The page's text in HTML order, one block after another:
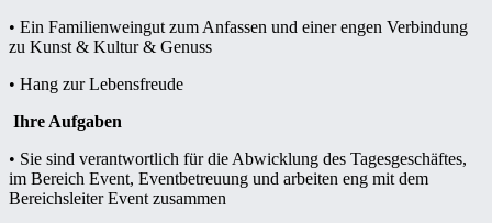
• Ein Familienweingut zum Anfassen und einer engen Verbindung
zu Kunst & Kultur & Genuss
• Hang zur Lebensfreude
Ihre Aufgaben
• Sie sind verantwortlich für die Abwicklung des Tagesgeschäftes,
im Bereich Event, Eventbetreuung und arbeiten eng mit dem
Bereichsleiter Event zusammen